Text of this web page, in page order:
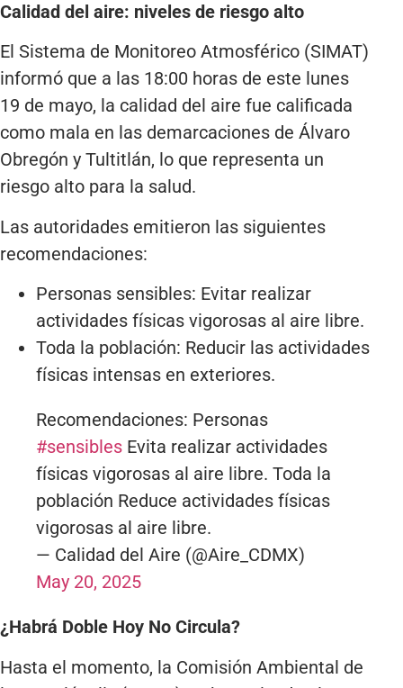
Calidad del aire: niveles de riesgo alto
El Sistema de Monitoreo Atmosférico (SIMAT)
informó que a las 18:00 horas de este lunes
19 de mayo, la calidad del aire fue calificada
como mala en las demarcaciones de Álvaro
Obregón y Tultitlán, lo que representa un
riesgo alto para la salud.
Las autoridades emitieron las siguientes
recomendaciones:
Personas sensibles: Evitar realizar
actividades físicas vigorosas al aire libre.
Toda la población: Reducir las actividades
físicas intensas en exteriores.
Recomendaciones: Personas
#sensibles Evita realizar actividades
físicas vigorosas al aire libre. Toda la
población Reduce actividades físicas
vigorosas al aire libre.
— Calidad del Aire (@Aire_CDMX)
May 20, 2025
¿Habrá Doble Hoy No Circula?
Hasta el momento, la Comisión Ambiental de